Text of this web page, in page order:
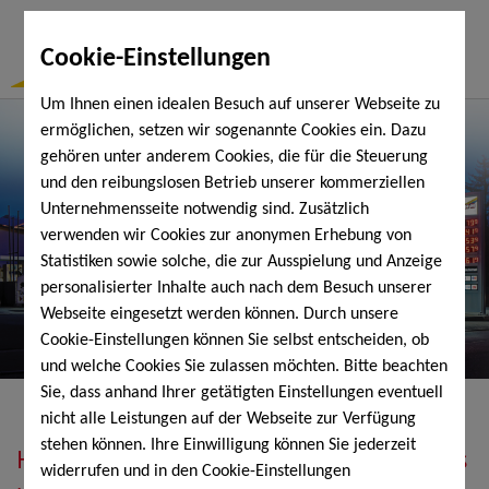
Cookie-Einstellungen
Um Ihnen einen idealen Besuch auf unserer Webseite zu
ermöglichen, setzen wir sogenannte Cookies ein. Dazu
gehören unter anderem Cookies, die für die Steuerung
und den reibungslosen Betrieb unserer kommerziellen
Unternehmensseite notwendig sind. Zusätzlich
verwenden wir Cookies zur anonymen Erhebung von
Statistiken sowie solche, die zur Ausspielung und Anzeige
personalisierter Inhalte auch nach dem Besuch unserer
Webseite eingesetzt werden können. Durch unsere
Cookie-Einstellungen können Sie selbst entscheiden, ob
und welche Cookies Sie zulassen möchten. Bitte beachten
Sie, dass anhand Ihrer getätigten Einstellungen eventuell
nicht alle Leistungen auf der Webseite zur Verfügung
stehen können. Ihre Einwilligung können Sie jederzeit
widerrufen und in den Cookie-Einstellungen
Heizöl, Diesel, Schmierstoffe, Holzpellets